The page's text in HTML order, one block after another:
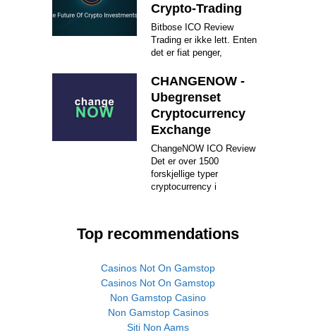
Crypto-Trading
Bitbose ICO Review
Trading er ikke lett. Enten
det er fiat penger,
CHANGENOW -
Ubegrenset
Cryptocurrency
Exchange
ChangeNOW ICO Review
Det er over 1500
forskjellige typer
cryptocurrency i
Top recommendations
Casinos Not On Gamstop
Casinos Not On Gamstop
Non Gamstop Casino
Non Gamstop Casinos
Siti Non Aams